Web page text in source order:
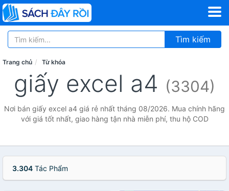
Tìm kiếm
Trang chủ Từ khóa
giấy excel a4 (3304)
Nơi bán giấy excel a4 giá rẻ nhất tháng 08/2026. Mua chính hãng
với giá tốt nhất, giao hàng tận nhà miễn phí, thu hộ COD
3.304 Tác Phẩm